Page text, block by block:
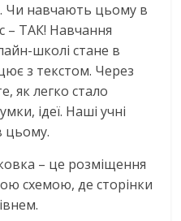
Чи навчають цьому в
– ТАК! Навчання
школі стане в
з текстом. Через
як легко стало
ідеї. Наші учні
цьому.
– це розміщення
схемою, де сторінки